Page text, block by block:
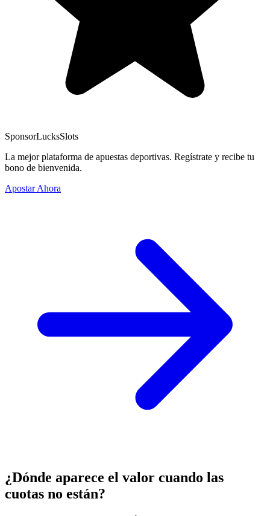
SponsorLucksSlots
La mejor plataforma de apuestas deportivas. Regístrate y recibe tu
bono de bienvenida.
Apostar Ahora
¿Dónde aparece el valor cuando las
cuotas no están?